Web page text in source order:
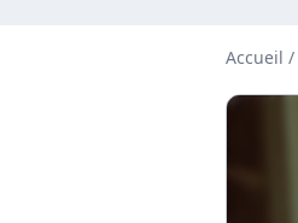
Accueil /